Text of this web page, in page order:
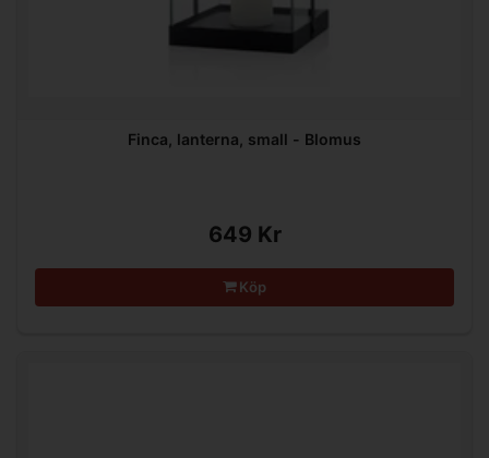
Finca, lanterna, small - Blomus
649 Kr
Köp